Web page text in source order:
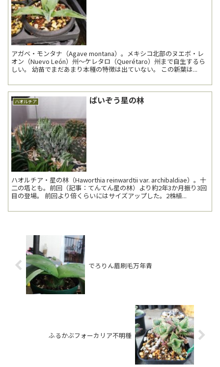
アガベ・モンタナ（Agave montana）。メキシコ北部のヌエボ・レ
オン（Nuevo León）州～ケレタロ（Querétaro）州まで自生するら
しい。 幼苗でまだあまり本種の特徴は出ていない。 この新葉は...
ハオルチア ばいぞう星の林
ハオルチア・星の林（Haworthia reinwardtii var. archibaldiae）。十
二の塔とも。前回（記事：てんてん星の林）より約2年3か月振り3回
目の登場。 前回より倍くらいにはサイズアップした。2株植...
でろりん眉刷毛万年青
ふるかぶフォーカリア不明種